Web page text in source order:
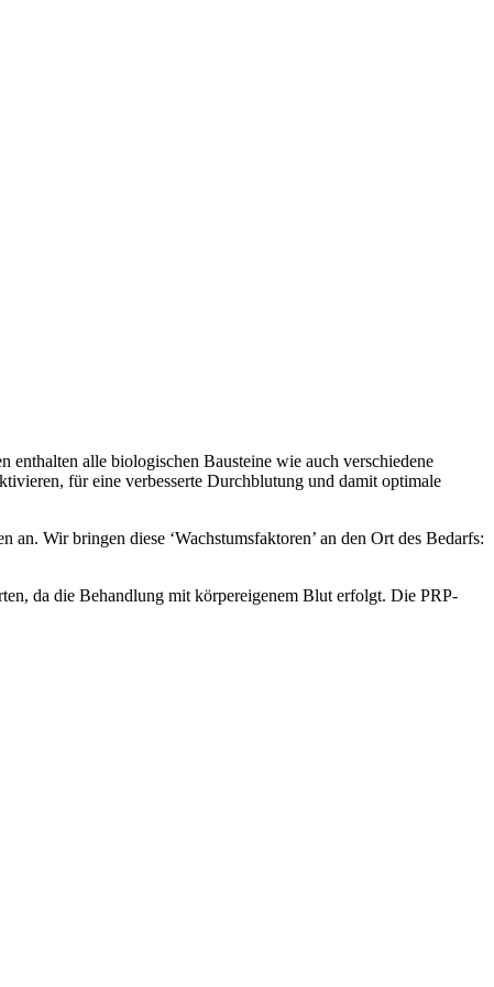
alle biologischen Bausteine wie auch verschiedene
für eine verbesserte Durchblutung und damit optimale
Wir bringen diese ‘Wachstumsfaktoren’ an den Ort des Bedarfs:
da die Behandlung mit körpereigenem Blut erfolgt. Die PRP-